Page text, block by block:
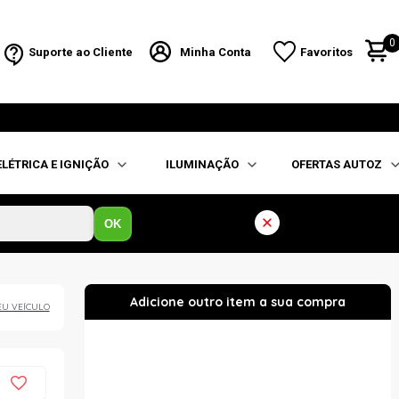
Suporte ao Cliente Minha Conta Favoritos
0
E IGNIÇÃO ILUMINAÇÃO OFERTAS AUTOZ
OK
VEÍCULO